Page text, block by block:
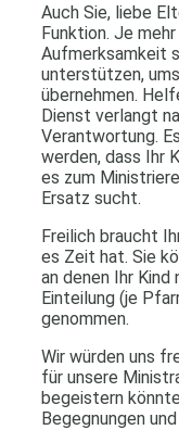
Auch Sie, liebe
Funktion. Je
Aufmerksamkeit
unterstützen,
übernehmen.
Dienst verlangt
Verantwortung.
werden, dass Ihr
es zum
Ersatz sucht.
Freilich braucht
es Zeit hat. Sie
an denen Ihr Kind
Einteilung (je
genommen.
Wir würden uns
für unsere
begeistern
Begegnungen